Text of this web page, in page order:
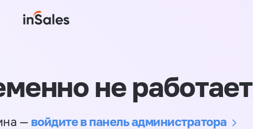
не работает
— войдите в панель администратора